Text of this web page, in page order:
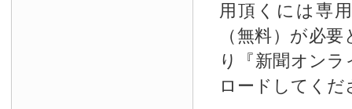
用頂くには専
（無料）が必
り『新聞オン
ロードしてくだ